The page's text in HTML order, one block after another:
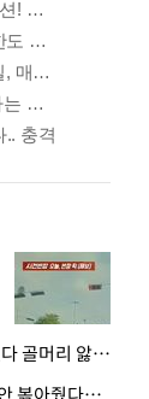
· "AI가 치매래요"…'AI 의사' 믿었다 골머리 앓는 美 의료계 '경고'